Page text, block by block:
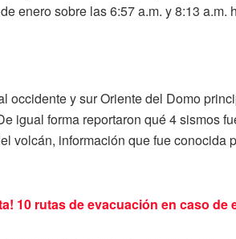
enero sobre las 6:57 a.m. y 8:13 a.m.
occidente y sur Oriente del Domo
igual forma reportaron qué 4 sismos
volcán, información que fue conocida
10 rutas de evacuación en caso de